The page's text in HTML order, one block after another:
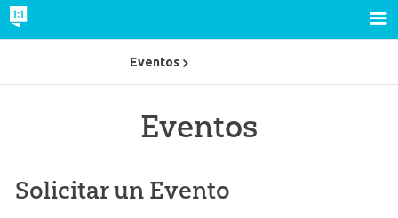
Eventos
Solicitar un Evento
Eventos